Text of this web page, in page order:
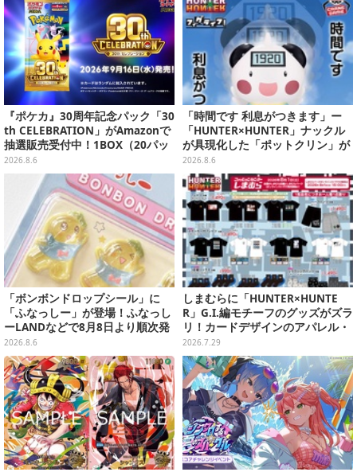
『ポケカ』30周年記念パック「30
th CELEBRATION」がAmazonで
抽選販売受付中！1BOX（20パッ
ク入り）
2026.8.6
「時間です 利息がつきます」ー
「HUNTER×HUNTER」ナックル
が具現化した「ポットクリン」が
貯金箱としてプライズ展開
2026.8.6
「ボンボンドロップシール」に
「ふなっしー」が登場！ふなっし
ーLANDなどで8月8日より順次発
売
2026.8.6
しまむらに「HUNTER×HUNTE
R」G.I.編モチーフのグッズがズラ
リ！カードデザインのアパレル・
雑貨、ゴレイヌの「オレが3人分
になる…」も
2026.7.29